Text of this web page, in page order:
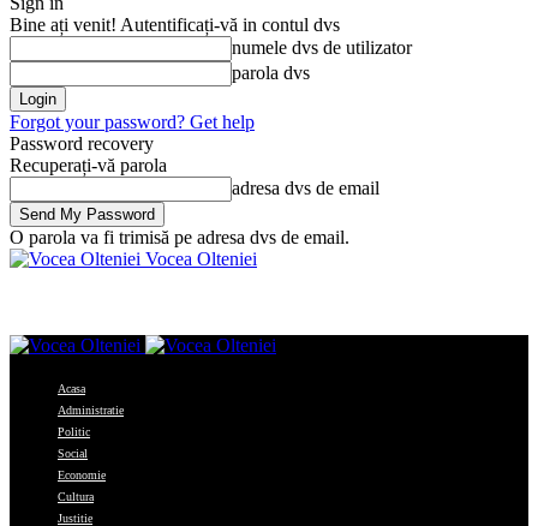
Bine ați venit! Autentificați-vă in contul dvs
numele dvs de utilizator
parola dvs
Forgot your password? Get help
Password recovery
Recuperați-vă parola
adresa dvs de email
O parola va fi trimisă pe adresa dvs de email.
Vocea Olteniei
Acasa
Administratie
Politic
Social
Economie
Cultura
Justitie